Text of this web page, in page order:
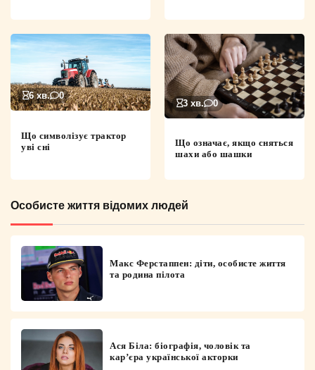
6 хв. 0
Що символізує трактор
уві сні
3 хв. 0
Що означає, якщо сняться
шахи або шашки
Особисте життя відомих людей
Макс Ферстаппен: діти, особисте життя
та родина пілота
Ася Біла: біографія, чоловік та
кар’єра української акторки